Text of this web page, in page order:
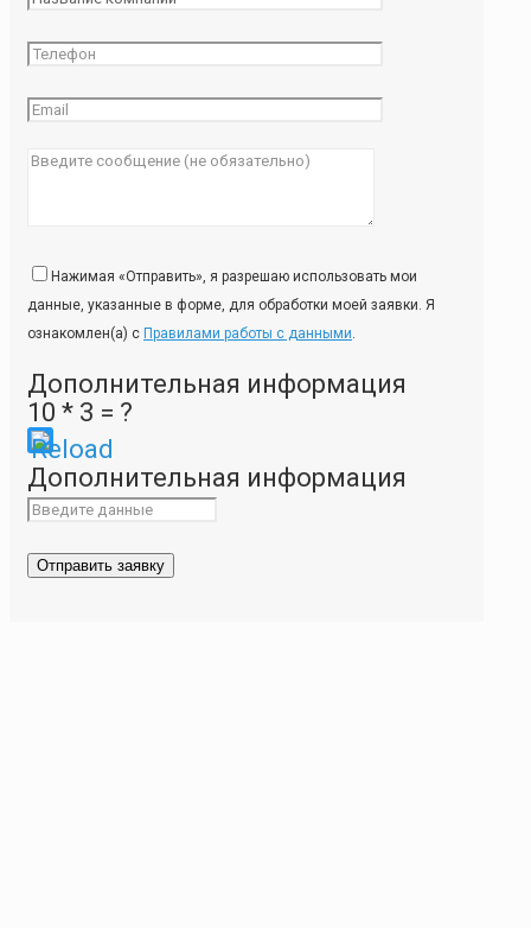
Нажимая «Отправить», я разрешаю использовать мои
данные, указанные в форме, для обработки моей заявки. Я
ознакомлен(а) с Правилами работы с данными.
Дополнительная информация
10 * 3 = ?
Please
enter
characters
Дополнительная информация